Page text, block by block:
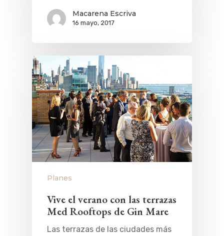
Macarena Escriva
16 mayo, 2017
Planes
Vive el verano con las terrazas
Med Rooftops de Gin Mare
Las terrazas de las ciudades más